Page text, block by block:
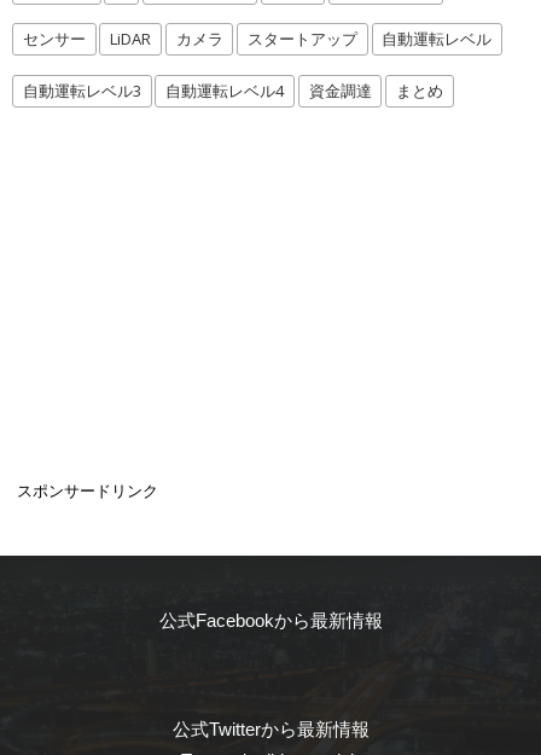
センサー LiDAR カメラ スタートアップ 自動運転レベル
自動運転レベル3 自動運転レベル4 資金調達 まとめ
スポンサードリンク
公式Facebookから最新情報
公式Twitterから最新情報